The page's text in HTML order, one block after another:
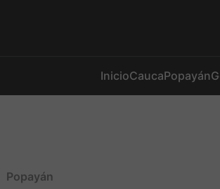
InicioCaucaPopayán
Popayán